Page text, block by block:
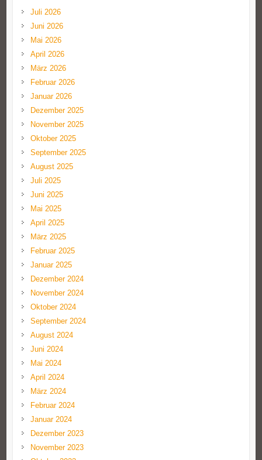
Juli 2026
Juni 2026
Mai 2026
April 2026
März 2026
Februar 2026
Januar 2026
Dezember 2025
November 2025
Oktober 2025
September 2025
August 2025
Juli 2025
Juni 2025
Mai 2025
April 2025
März 2025
Februar 2025
Januar 2025
Dezember 2024
November 2024
Oktober 2024
September 2024
August 2024
Juni 2024
Mai 2024
April 2024
März 2024
Februar 2024
Januar 2024
Dezember 2023
November 2023